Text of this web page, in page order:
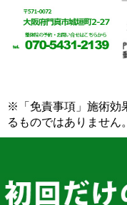
※「免責事項」施術効
るものではありません。